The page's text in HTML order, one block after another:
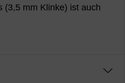
(3,5 mm Klinke) ist auch